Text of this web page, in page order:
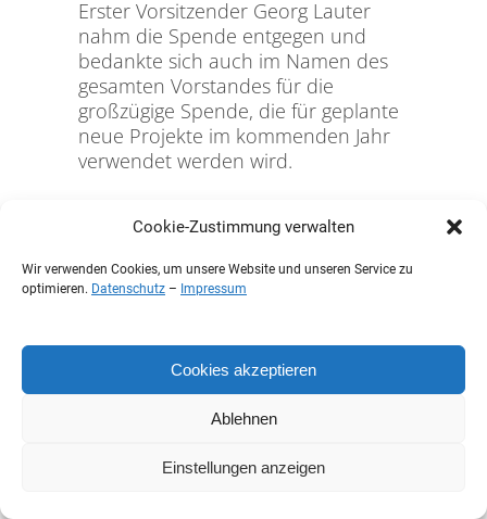
Cookie-Zustimmung verwalten
Wir verwenden Cookies, um unsere Website und unseren Service zu
optimieren. Datenschutz – Impressum
Cookies akzeptieren
Ablehnen
Einstellungen anzeigen
Erster Vorsitzender Georg Lauter
nahm die Spende entgegen und
bedankte sich auch im Namen des
gesamten Vorstandes für die
großzügige Spende, die für geplante
neue Projekte im kommenden Jahr
verwendet werden wird.
ORTSVEREIN